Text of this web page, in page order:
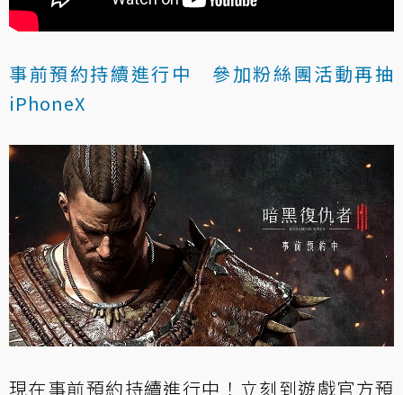
事前預約持續進行中 參加粉絲團活動再抽
iPhoneX
現在事前預約持續進行中！立刻到遊戲官方預